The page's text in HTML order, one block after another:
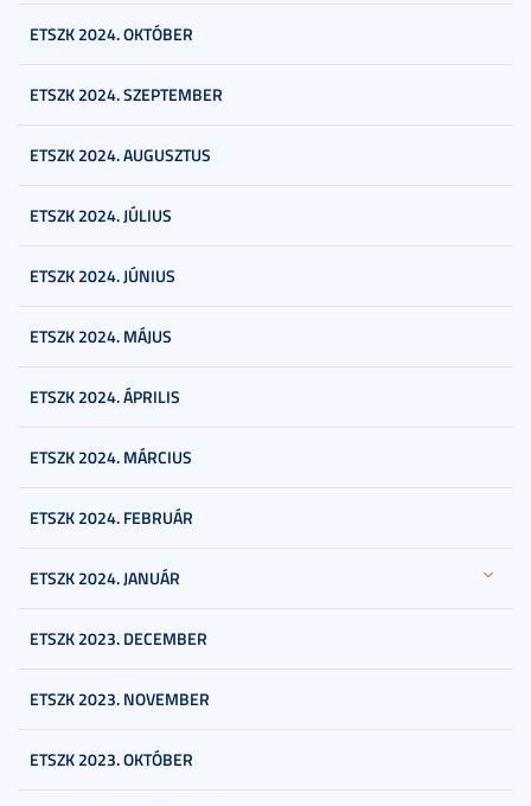
ETSZK 2024. OKTÓBER
ETSZK 2024. SZEPTEMBER
ETSZK 2024. AUGUSZTUS
ETSZK 2024. JÚLIUS
ETSZK 2024. JÚNIUS
ETSZK 2024. MÁJUS
ETSZK 2024. ÁPRILIS
ETSZK 2024. MÁRCIUS
ETSZK 2024. FEBRUÁR
ETSZK 2024. JANUÁR
ETSZK 2023. DECEMBER
ETSZK 2023. NOVEMBER
ETSZK 2023. OKTÓBER